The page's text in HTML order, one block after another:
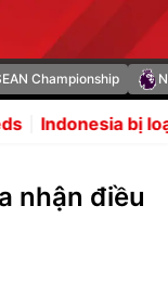
Championship
ASEAN Cup,
nhận điều